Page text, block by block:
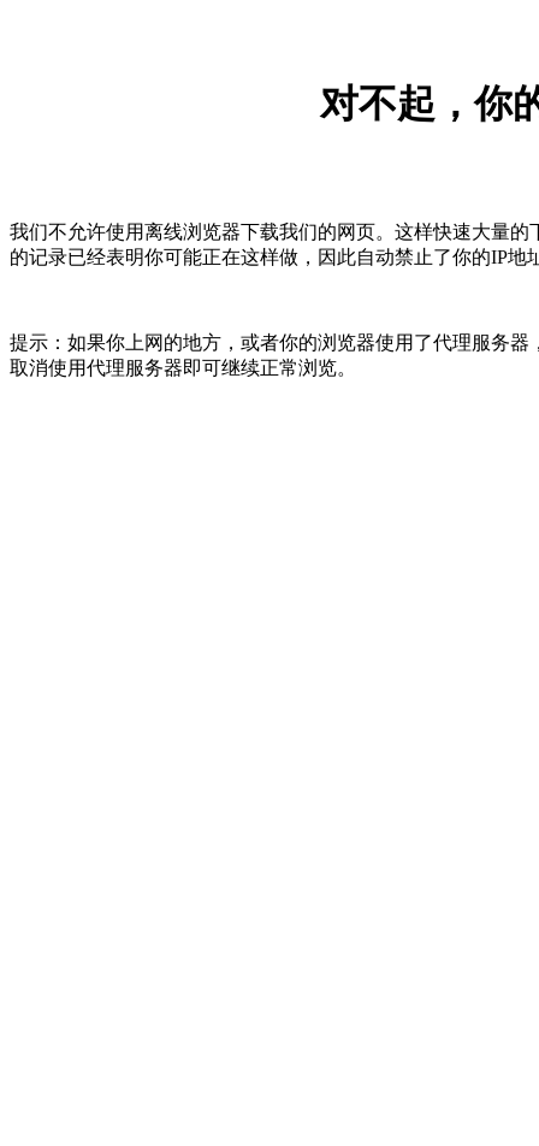
对不起，你
我们不允许使用离线浏览器下载我们的网页。这样快速大量
的记录已经表明你可能正在这样做，因此自动禁止了你的IP
提示：如果你上网的地方，或者你的浏览器使用了代理服务
取消使用代理服务器即可继续正常浏览。